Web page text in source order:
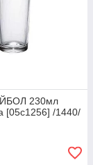
230мл
[05с1256] /1440/